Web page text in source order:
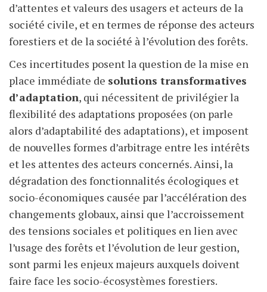
d’attentes et valeurs des usagers et acteurs de la
société civile, et en termes de réponse des acteurs
forestiers et de la société à l’évolution des forêts.
Ces incertitudes posent la question de la mise en
place immédiate de solutions transformatives
d’adaptation, qui nécessitent de privilégier la
flexibilité des adaptations proposées (on parle
alors d’adaptabilité des adaptations), et imposent
de nouvelles formes d’arbitrage entre les intérêts
et les attentes des acteurs concernés. Ainsi, la
dégradation des fonctionnalités écologiques et
socio-économiques causée par l’accélération des
changements globaux, ainsi que l’accroissement
des tensions sociales et politiques en lien avec
l’usage des forêts et l’évolution de leur gestion,
sont parmi les enjeux majeurs auxquels doivent
faire face les socio-écosystèmes forestiers.